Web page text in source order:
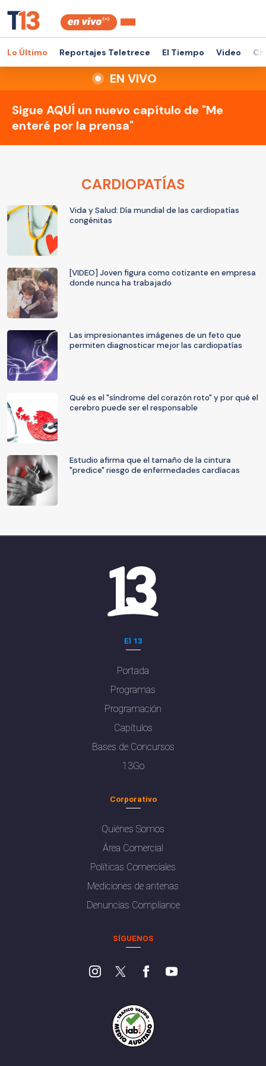
Lo Último Reportajes Teletrece El Tiempo Video
EN VIVO
Sigue AQUÍ un nuevo capítulo de "Me
enteré por la prensa"
CARDIOPATÍAS
Vida y Salud: Día mundial de las cardiopatías
congénitas
[VIDEO] Joven figura como cotizante en empresa
donde nunca ha trabajado
Las impresionantes imágenes de un feto que
permiten diagnosticar mejor las cardiopatías
Qué es el "síndrome del corazón roto" y por qué el
cerebro puede ser el responsable
Estudio afirma que el tamaño de la cintura
"predice" riesgo de enfermedades cardíacas
El 13
Portada
Programas
Programación
Capítulos
Bases de Concursos
13Go
Corporativo
Quiénes Somos
Área Comercial
Políticas Comerciales
Mediciones de antenas
Denuncias Compliance
SÍGUENOS